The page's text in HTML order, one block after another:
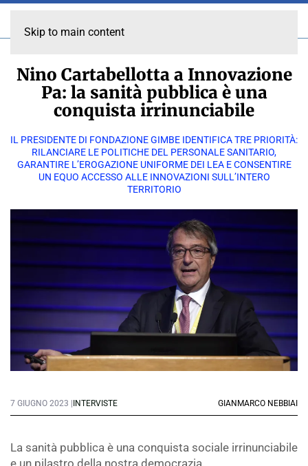
Skip to main content
Nino Cartabellotta a Innovazione
Pa: la sanità pubblica è una
conquista irrinunciabile
IL PRESIDENTE DI FONDAZIONE GIMBE IDENTIFICA TRE PRIORITÀ:
RILANCIARE LE POLITICHE DEL PERSONALE SANITARIO,
GARANTIRE L’EROGAZIONE UNIFORME DEI LEA E CONSENTIRE
UN EQUO ACCESSO ALLE INNOVAZIONI SULL’INTERO
TERRITORIO
7 GIUGNO 2023 | INTERVISTE GIANMARCO NEBBIAI
La sanità pubblica è una conquista sociale irrinunciabile